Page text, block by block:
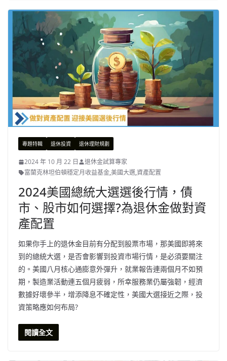
專題特輯 退休投資 退休理財規劃
2024 年 10 月 22 日
退休金試算專家
富蘭克林坦伯頓穩定月收益基金,美國大選,資產配置
2024美國總統大選選後行情，債
市、股市如何選擇?為退休金做對資
產配置
如果你手上的退休金目前有分配到股票市場，那美國即將來
到的總統大選，是否會影響到投資市場行情，是必須要關注
的。美國八月核心通膨意外彈升，就業報告連兩個月不如預
期，製造業活動連五個月疲弱，所幸服務業仍屬強韌，經濟
數據好壞參半，增添降息不確定性，美國大選接近之際，投
資策略應如何布局?
閱讀全文